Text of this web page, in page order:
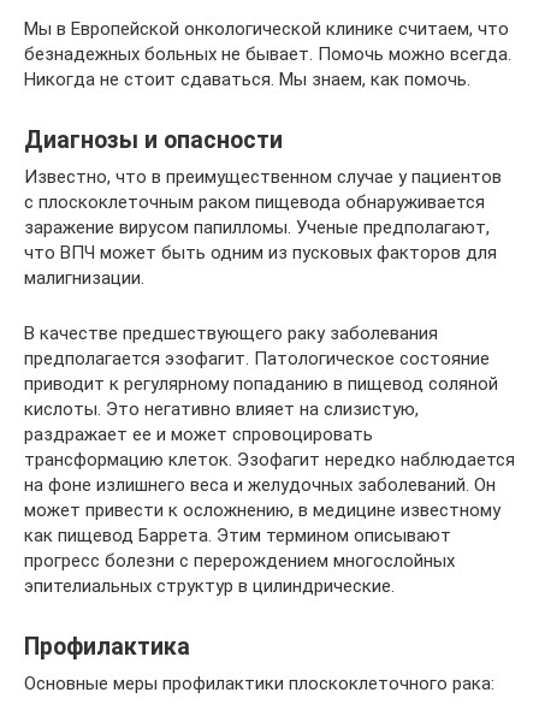
Мы в Европейской онкологической клинике считаем, что
безнадежных больных не бывает. Помочь можно всегда.
Никогда не стоит сдаваться. Мы знаем, как помочь.
Диагнозы и опасности
Известно, что в преимущественном случае у пациентов
с плоскоклеточным раком пищевода обнаруживается
заражение вирусом папилломы. Ученые предполагают,
что ВПЧ может быть одним из пусковых факторов для
малигнизации.
В качестве предшествующего раку заболевания
предполагается эзофагит. Патологическое состояние
приводит к регулярному попаданию в пищевод соляной
кислоты. Это негативно влияет на слизистую,
раздражает ее и может спровоцировать
трансформацию клеток. Эзофагит нередко наблюдается
на фоне излишнего веса и желудочных заболеваний. Он
может привести к осложнению, в медицине известному
как пищевод Баррета. Этим термином описывают
прогресс болезни с перерождением многослойных
эпителиальных структур в цилиндрические.
Профилактика
Основные меры профилактики плоскоклеточного рака: